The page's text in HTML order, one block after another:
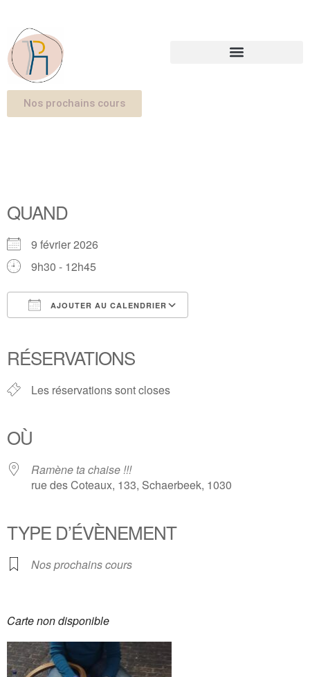
Nos prochains cours
QUAND
9 février 2026
9h30 - 12h45
AJOUTER AU CALENDRIER
RÉSERVATIONS
Les réservations sont closes
OÙ
Ramène ta chaise !!!
rue des Coteaux, 133, Schaerbeek, 1030
TYPE D’ÉVÈNEMENT
Nos prochains cours
Carte non disponible